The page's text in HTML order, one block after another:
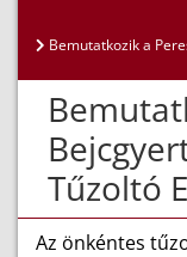
Bemutatkozik a
Tűzoltó
Az önkéntes